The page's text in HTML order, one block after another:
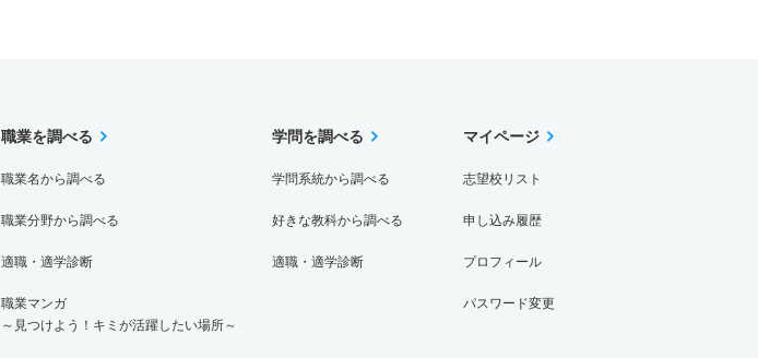
職業を調べる
職業名から調べる
職業分野から調べる
適職・適学診断
職業マンガ
～見つけよう！キミが活躍したい場所～
学問を調べる
学問系統から調べる
好きな教科から調べる
適職・適学診断
マイページ
志望校リスト
申し込み履歴
プロフィール
パスワード変更